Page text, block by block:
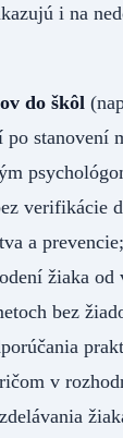
i na
do škôl
stanovení
verifikácie
a
žiaka od
bez
v